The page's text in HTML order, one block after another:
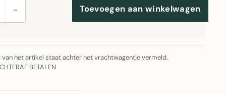
− Toevoegen aan winkelwagen
van het artikel staat achter het vrachtwagentje vermeld.
BETALEN